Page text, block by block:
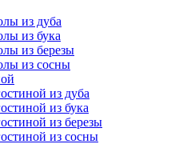
из дуба
из бука
из березы
из сосны
из дуба
из бука
из березы
из сосны